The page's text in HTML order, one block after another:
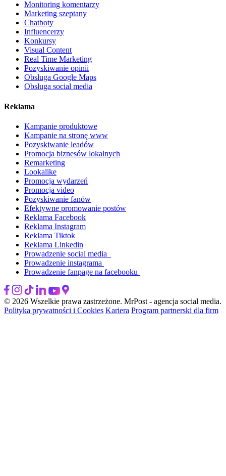
Monitoring komentarzy
Marketing szeptany
Chatboty
Influencerzy
Konkursy
Visual Content
Real Time Marketing
Pozyskiwanie opinii
Obsługa Google Maps
Obsługa social media
Reklama
Kampanie produktowe
Kampanie na stronę www
Pozyskiwanie leadów
Promocja biznesów lokalnych
Remarketing
Lookalike
Promocja wydarzeń
Promocja video
Pozyskiwanie fanów
Efektywne promowanie postów
Reklama Facebook
Reklama Instagram
Reklama Tiktok
Reklama Linkedin
Prowadzenie social media
Prowadzenie instagrama
Prowadzenie fanpage na facebooku
© 2026 Wszelkie prawa zastrzeżone. MrPost - agencja social media.
Polityka prywatności i Cookies Kariera Program partnerski dla firm